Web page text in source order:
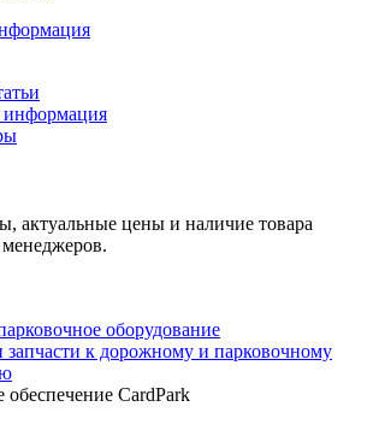
информация
актуальные цены и наличие товара
оборудование
к дорожному и парковочному
CardPark